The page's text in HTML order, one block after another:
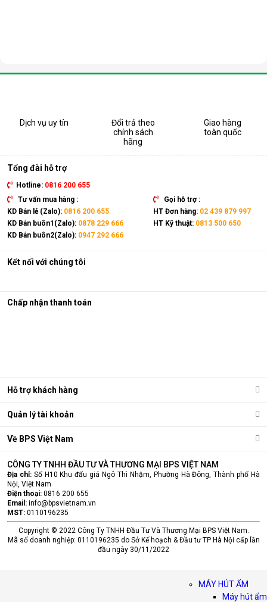
Dịch vụ uy tín
Đổi trả theo
chính sách
hãng
Giao hàng
toàn quốc
Tổng đài hỗ trợ
Hotline: 0816 200 655
Tư vấn mua hàng :
KD Bán lẻ (Zalo): 0816 200 655
KD Bán buôn1(Zalo): 0878 229 666
KD Bán buôn2(Zalo): 0947 292 666
Gọi hỗ trợ :
HT Đơn hàng: 02 439 879 997
HT Kỹ thuật: 0813 500 650
Hỗ trợ khách hàng
Quản lý tài khoản
Về BPS Việt Nam
Kết nối với chúng tôi
Chấp nhận thanh toán
CÔNG TY TNHH ĐẦU TƯ VÀ THƯƠNG MẠI BPS VIỆT NAM
Địa chỉ: Số H10 Khu đấu giá Ngô Thì Nhậm, Phường Hà Đông, Thành phố Hà
Nội, Việt Nam
Điện thoại: 0816 200 655
Email: info@bpsvietnam.vn
MST: 0110196235
Copyright © 2022 Công Ty TNHH Đầu Tư Và Thương Mại BPS Việt Nam.
Mã số doanh nghiệp: 0110196235 do Sở Kế hoạch & Đầu tư TP Hà Nội cấp lần
đầu ngày 30/11/2022
MÁY HÚT ẨM
Máy hút ẩm